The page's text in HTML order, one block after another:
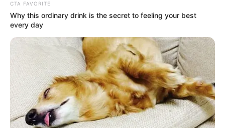
નોંધનીય છે કે, અમદાવાદ શહેરમાં ગાયકવાડ હવેલી
CTA FAVORITE
Why this ordinary drink is the secret to feeling your best
every day